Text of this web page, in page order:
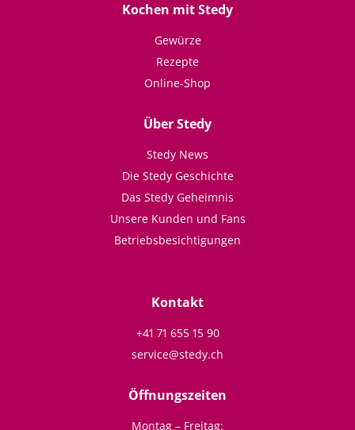
Kochen mit Stedy
Gewürze
Rezepte
Online-Shop
Über Stedy
Stedy News
Die Stedy Geschichte
Das Stedy Geheimnis
Unsere Kunden und Fans
Betriebsbesichtigungen
Kontakt
+41 71 655 15 90
service@stedy.ch
Öffnungszeiten
Montag – Freitag: